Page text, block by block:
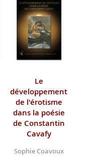
Le
développement
de l'érotisme
dans la poésie
de Constantin
Cavafy
Sophie Coavoux